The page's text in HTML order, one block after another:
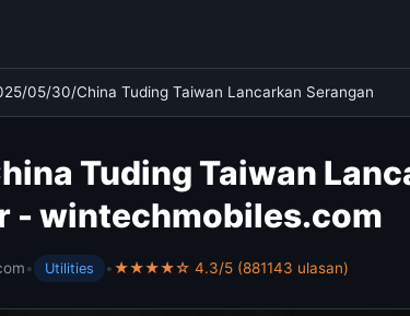
05/30/China Tuding Taiwan Lancarkan Serangan
Tuding Taiwan
- wintechmobiles.com
• Utilities •★★★★☆ 4.3/5 (881143 ulasan)